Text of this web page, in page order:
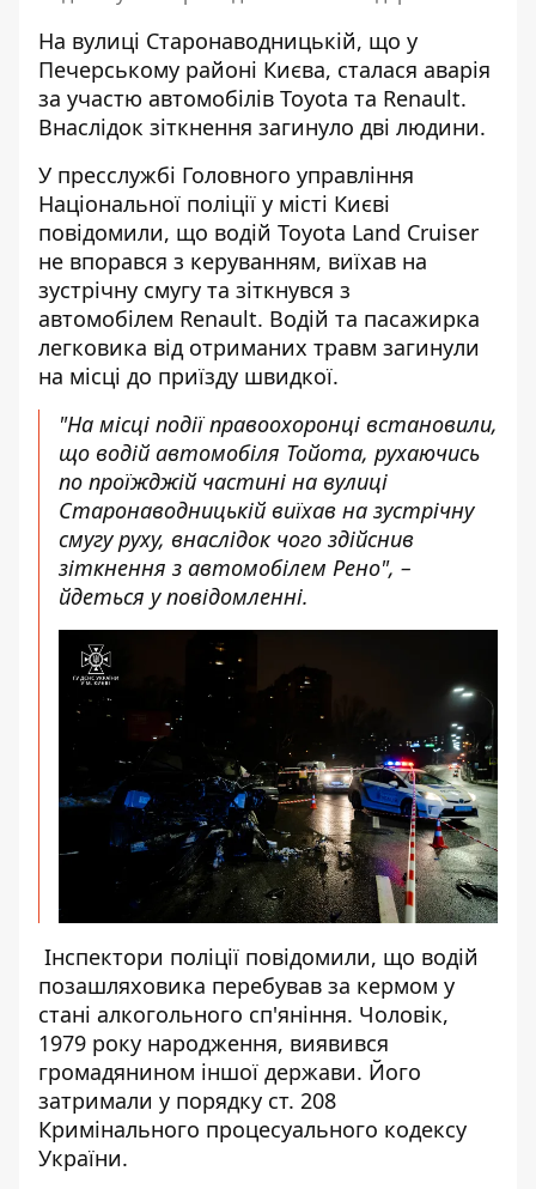
На вулиці Старонаводницькій, що у
Печерському районі Києва, сталася аварія
за участю автомобілів Toyota та Renault.
Внаслідок зіткнення загинуло дві людини.
У пресслужбі Головного управління
Національної поліції у місті Києві
повідомили, що водій Toyota Land Cruiser
не впорався з керуванням, виїхав на
зустрічну смугу та зіткнувся з
автомобілем Renault. Водій та пасажирка
легковика від отриманих травм загинули
на місці до приїзду швидкої.
"На місці події правоохоронці встановили,
що водій автомобіля Тойота, рухаючись
по проїжджій частині на вулиці
Старонаводницькій виїхав на зустрічну
смугу руху, внаслідок чого здійснив
зіткнення з автомобілем Рено", –
йдеться у повідомленні.
Інспектори поліції повідомили, що водій
позашляховика перебував за кермом у
стані алкогольного сп'яніння. Чоловік,
1979 року народження, виявився
громадянином іншої держави. Його
затримали у порядку ст. 208
Кримінального процесуального кодексу
України.